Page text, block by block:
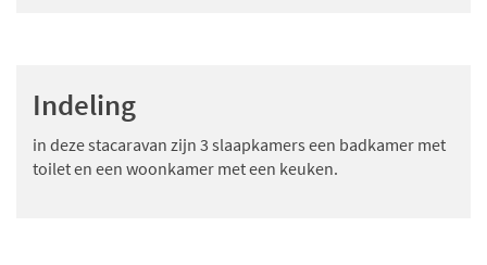
Indeling
in deze stacaravan zijn 3 slaapkamers een badkamer met
toilet en een woonkamer met een keuken.